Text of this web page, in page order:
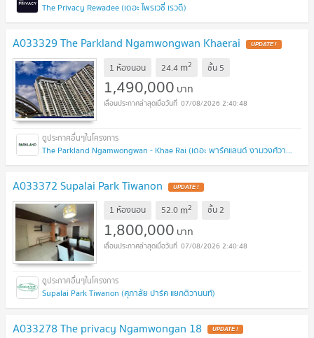
The Privacy Rewadee (เดอะ ไพรเวซี่ เรวดี)
A033329 The Parkland Ngamwongwan Khaerai UPDATE !
1 ห้องนอน 24.4 m2 ชั้น 5
1,490,000 บาท
07/08/2026 2:40:48
The Parkland Ngamwongwan - Khae Rai (เดอะ พาร์คแลนด์ งามวงศ์วาน - แคราย)
A033372 Supalai Park Tiwanon UPDATE !
1 ห้องนอน 52.0 m2 ชั้น2
1,800,000 บาท
07/08/2026 2:40:48
Supalai Park Tiwanon (ศุภาลัย ปาร์ค แยกติวานนท์)
A033278 The privacy Ngamwongan 18 UPDATE !